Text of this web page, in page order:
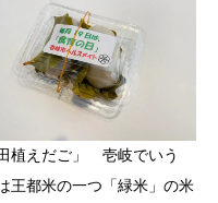
植えだご」 壱岐でいう
王都米の一つ「緑米」の米